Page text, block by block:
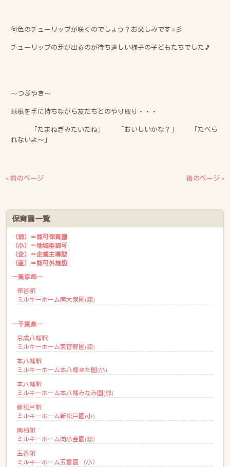
何色のチューリップが咲くのでしょう？お楽しみです⭐彡
チューリップの芽が出るのが待ち遠しい様子の子どもたちでした🎵
～つぶやき～
球根を手に持ちながら友だちとのやり取り・・・
「たまねぎみたいだね」 「おいしいかな？」 「たべら
れないよ～」
« 前のページ 後のページ »
保育園一覧
（認）＝認可保育園
（小）＝地域型認可
（企）＝企業主導型
（直）＝認可外施設
―東京都―
保谷駅
ミルキーホーム南大泉園(認)
―千葉県―
京成八幡駅
ミルキーホーム東菅野園(認)
本八幡駅
ミルキーホーム本八幡きた園(小)
本八幡駅
ミルキーホーム本八幡みなみ園(認)
新松戸駅
ミルキーホーム新松戸園(小)
南柏駅
ミルキーホーム向小金園(認)
五香駅
ミルキーホーム五香園 （小）